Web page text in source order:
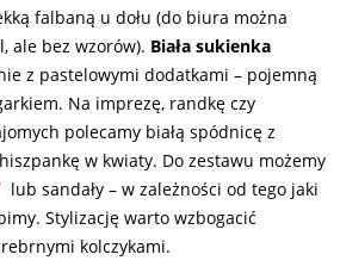
falbaną u dołu (do biura można
ale bez wzorów). Biała sukienka
z pastelowymi dodatkami – pojemną
Na imprezę, randkę czy
polecamy białą spódnicę z
w kwiaty. Do zestawu możemy
lub sandały – w zależności od tego jaki
Stylizację warto wzbogacić
kolczykami.